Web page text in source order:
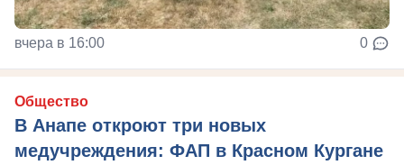
вчера в 16:00 0
Общество
В Анапе откроют три новых
медучреждения: ФАП в Красном Кургане